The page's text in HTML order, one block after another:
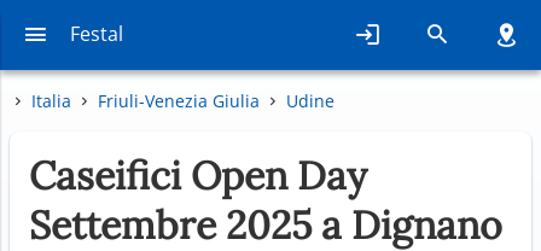
Festal
Italia Friuli-Venezia Giulia Udine
Caseifici Open Day
Settembre 2025 a Dignano